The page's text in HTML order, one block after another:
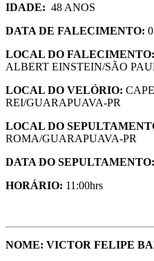
IDADE: 48 ANOS
DATA DE FALECIMENTO:
LOCAL DO FALECIMENTO:
ALBERT EINSTEIN/SÃO
LOCAL DO VELÓRIO:
REI/GUARAPUAVA-PR
LOCAL DO
ROMA/GUARAPUAVA-PR
DATA DO SEPULTAMENTO:
HORÁRIO: 11:00hrs
NOME: VICTOR FELIPE